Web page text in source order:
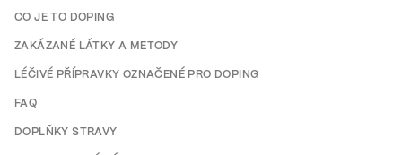
CO JE TO DOPING
ZAKÁZANÉ LÁTKY A METODY
LÉČIVÉ PŘÍPRAVKY OZNAČENÉ PRO DOPING
FAQ
DOPLŇKY STRAVY